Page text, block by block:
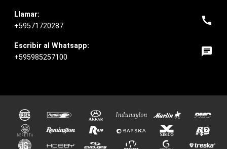
Llamar:
+59571720287
call
Escribir al Whatsapp:
+595985257100
chat